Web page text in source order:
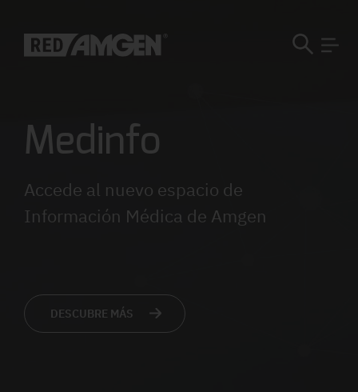
Medinfo
Accede al nuevo espacio de
Información Médica de Amgen
DESCUBRE MÁS